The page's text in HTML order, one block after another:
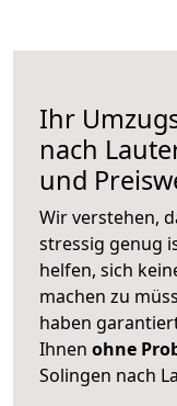
Ihr
nach
und
Wir verstehen,
stressig genug
helfen, sich
machen zu
haben
Ihnen ohne
Solingen nach